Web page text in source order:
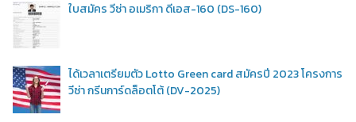
ใบสมัคร วีซ่า อเมริกา ดีเอส-160 (DS-160)
ได้เวลาเตรียมตัว Lotto Green card สมัครปี 2023 โครงการ
วีซ่า กรีนการ์ดล็อตโต้ (DV-2025)